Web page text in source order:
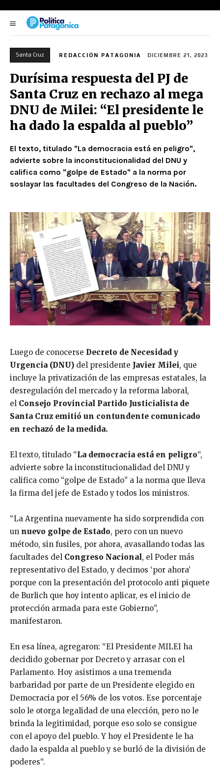
Santa Cruz REDACCIÓN PATAGONIA DICIEMBRE 21, 2023
Durísima respuesta del PJ de
Santa Cruz en rechazo al mega
DNU de Milei: “El presidente le
ha dado la espalda al pueblo”
El texto, titulado "La democracia está en peligro",
advierte sobre la inconstitucionalidad del DNU y
califica como "golpe de Estado" a la norma por
soslayar las facultades del Congreso de la Nación.
Luego de conocerse Decreto de Necesidad y
Urgencia (DNU) del presidente Javier Milei, que
incluye la privatización de las empresas estatales, la
desregulación del mercado y la reforma laboral,
el Consejo Provincial Partido Justicialista de
Santa Cruz emitió un contundente comunicado
en rechazó de la medida.
El texto, titulado “La democracia está en peligro“,
advierte sobre la inconstitucionalidad del DNU y
califica como “golpe de Estado” a la norma que lleva
la firma del jefe de Estado y todos los ministros.
“La Argentina nuevamente ha sido sorprendida con
un nuevo golpe de Estado, pero con un nuevo
método, sin fusiles, por ahora, avasallando todas las
facultades del Congreso Nacional, el Poder más
representativo del Estado, y decimos ‘por ahora’
porque con la presentación del protocolo anti piquete
de Burlich que hoy intento aplicar, es el inicio de
protección armada para este Gobierno”,
manifestaron.
En esa línea, agregaron: “El Presidente MILEI ha
decidido gobernar por Decreto y arrasar con el
Parlamento. Hoy asistimos a una tremenda
barbaridad por parte de un Presidente elegido en
Democracia por el 56% de los votos. Ese porcentaje
solo le otorga legalidad de una elección, pero no le
brinda la legitimidad, porque eso solo se consigue
con el apoyo del pueblo. Y hoy el Presidente le ha
dado la espalda al pueblo y se burló de la división de
poderes“.